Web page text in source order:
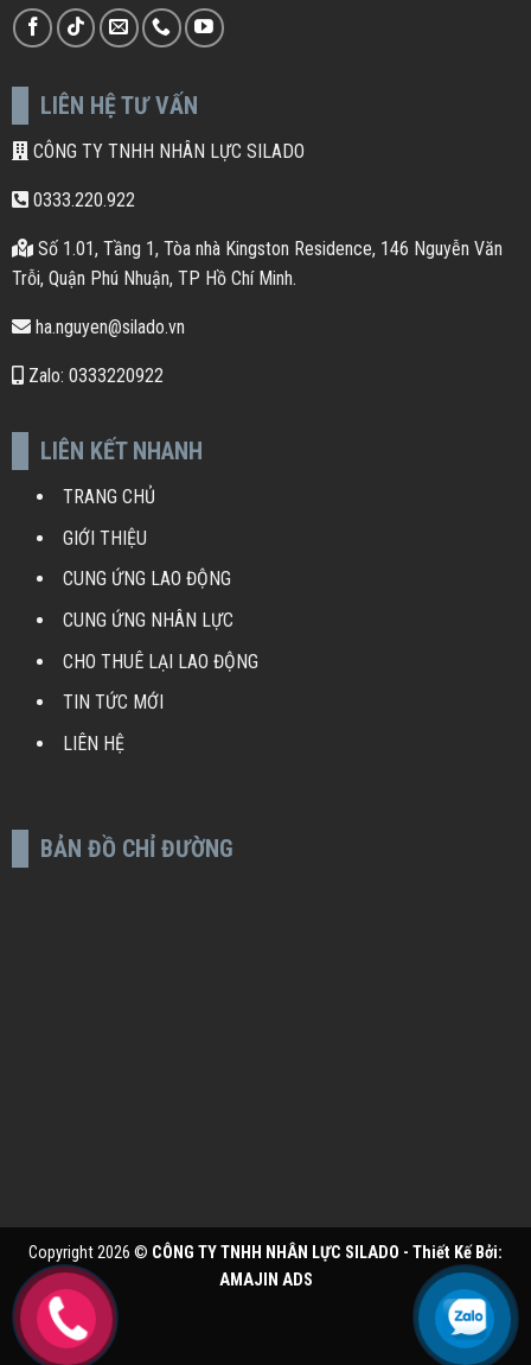
LIÊN HỆ TƯ VẤN
CÔNG TY TNHH NHÂN LỰC SILADO
0333.220.922
Số 1.01, Tầng 1, Tòa nhà Kingston Residence, 146 Nguyễn Văn
Trỗi, Quận Phú Nhuận, TP Hồ Chí Minh.
ha.nguyen@silado.vn
Zalo: 0333220922
LIÊN KẾT NHANH
TRANG CHỦ
GIỚI THIỆU
CUNG ỨNG LAO ĐỘNG
CUNG ỨNG NHÂN LỰC
CHO THUÊ LẠI LAO ĐỘNG
TIN TỨC MỚI
LIÊN HỆ
BẢN ĐỒ CHỈ ĐƯỜNG
Copyright 2026 © CÔNG TY TNHH NHÂN LỰC SILADO - Thiết Kế Bởi:
AMAJIN ADS